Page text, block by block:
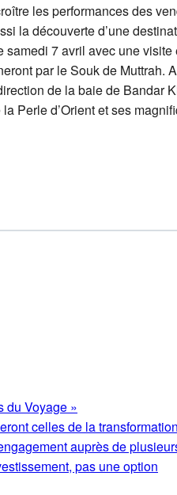
les performances des
la découverte d’une
samedi 7 avril avec une
par le Souk de Muttrah.
de la baie de Bandar
Perle d’Orient et ses
du Voyage »
celles de la
auprès de
pas une option